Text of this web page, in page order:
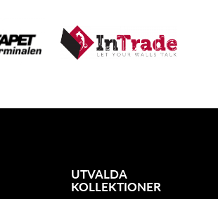
UTVALDA
KOLLEKTIONER